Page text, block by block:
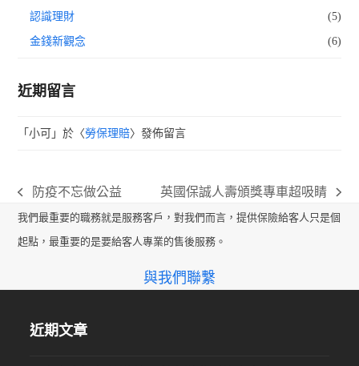
認識理財 (5)
金錢新觀念 (6)
近期留言
「小可 」於〈勞保理賠〉發佈留言
previous
post:
防疫不忘做公益
next
post:
英國保誠人壽頒獎專車超吸睛
我們最重要的職務就是服務客戶，對我們而言，提供保險給客人只是個
起點，最重要的是要給客人專業的售後服務。
與我們聯繫
近期文章